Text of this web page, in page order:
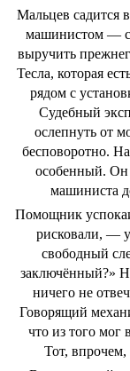
Мальцев садится
машинистом —
выручить
Тесла, которая
рядом с
Судебный
ослепнуть от
бесповоротно.
особенный. Он
машиниста
Помощник
рисковали, —
свободный
заключённый?»
ничего не
Говорящий
что из того
Тот, впрочем,